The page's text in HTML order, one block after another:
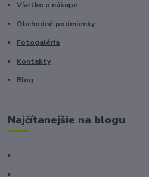
Všetko o nákupe
Obchodné podmienky
Fotogaléria
Kontakty
Blog
Najčítanejšie na blogu